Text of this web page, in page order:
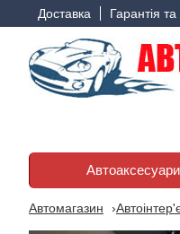
Доставка Гарантія
Автоаксесуари
Автомагазин